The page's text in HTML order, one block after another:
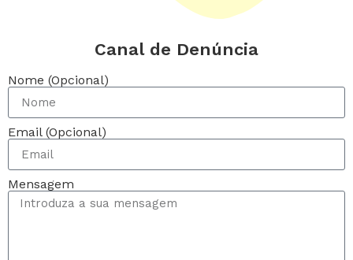
Canal de Denúncia
Nome (Opcional)
Email (Opcional)
Mensagem